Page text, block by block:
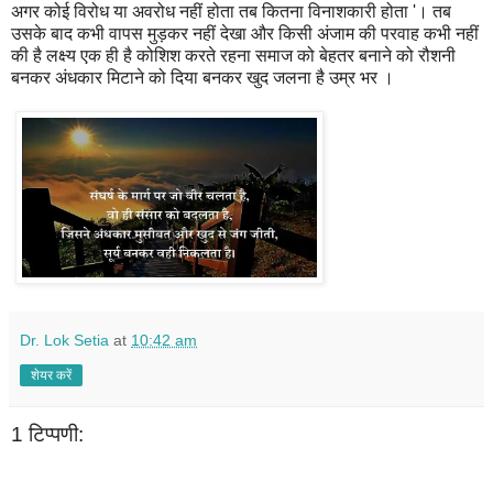
अगर कोई विरोध या अवरोध नहीं होता तब कितना विनाशकारी होता '। तब
उसके बाद कभी वापस मुड़कर नहीं देखा और किसी अंजाम की परवाह कभी नहीं
की है लक्ष्य एक ही है कोशिश करते रहना समाज को बेहतर बनाने को रौशनी
बनकर अंधकार मिटाने को दिया बनकर खुद जलना है उम्र भर ।
Dr. Lok Setia at 10:42 am
शेयर करें
1 टिप्पणी: